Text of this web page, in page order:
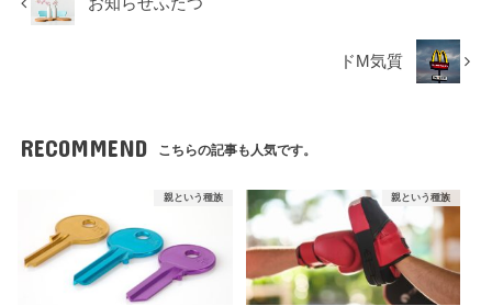
ドM気質
RECOMMEND こちらの記事も人気です。
親という種族 親という種族